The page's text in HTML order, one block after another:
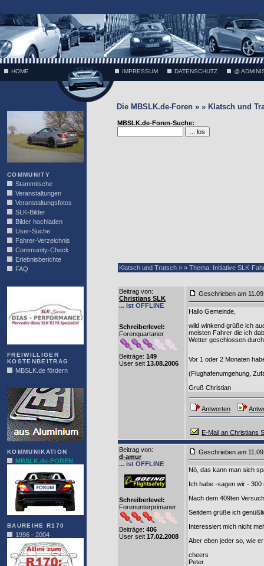
;
HOME IMPRESSUM DATENSCHUTZ @
COMMUNITY
Stammtische
Veranstaltungen
Veranstaltungsfotos
SLK-Bilder
Bilder hochladen
User-Suche
Fahrer-Verzeichnis
Community-Check
Erlebnisberichte
FAQ
FREIWILLIGER
KOSTENBEITRAG
MBSLK.de fördern
KOMMUNIKATION
MBSLK.de-FOREN
BAUREIHE R170
1996 - 2004
Die MBSLK.de-Foren » » Klatsch und
MBSLK.de-Foren-Suche:
Klatsch und Tratsch » » Thema: Initiative SLK-
Beitrag von:
Christians SLK
... ist OFFLINE
Schreiberlevel:
Forenquartaner
Beiträge: 149
User seit 13.08.2006
Geschrieben am
Hallo Gemeinde,
wild winkend grüße ich
meisten Fahrer die ich
Wetter geschlossen
Vor 1 oder 2 Monaten
(Flughafenumgehung,
Gruß Christian
Antworten
E-Mail an Christians
Beitrag von:
d-amur
... ist OFFLINE
Schreiberlevel:
Forenunterprimaner
Beiträge: 406
User seit 17.02.2008
Geschrieben am
Nö, das kann man sich
Ich habe -sagen wir -
Nach dem 409ten
Seitdem grüße ich
Interessiert mich nicht
Aber eben jeder so, wie
cheers
Peter